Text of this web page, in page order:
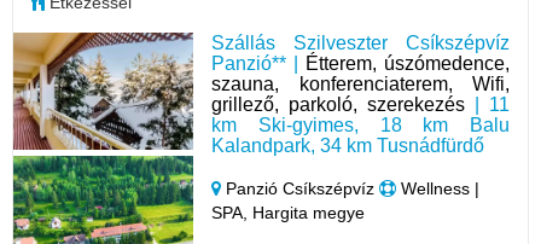
Szállás Szilveszter Csíkszépvíz
Panzió** |
Étterem, úszómedence,
szauna, konferenciaterem, Wifi,
grillező, parkoló, szerekezés | 11
km Ski-gyimes, 18 km Balu
Kalandpark, 34 km Tusnádfürdő
Panzió Csíkszépvíz
Wellness |
SPA, Hargita megye